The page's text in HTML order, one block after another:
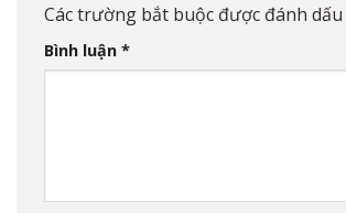
Các trường bắt buộc được đánh dấu
Bình luận *